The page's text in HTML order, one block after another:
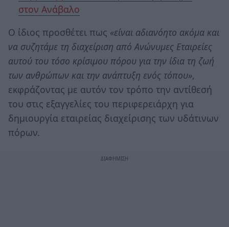
στον Ανάβαλο
Ο ίδιος προσθέτει πως «είναι αδιανόητο ακόμα και
να συζητάμε τη διαχείριση από Ανώνυμες Εταιρείες
αυτού του τόσο κρίσιμου πόρου για την ίδια τη ζωή
των ανθρώπων και την ανάπτυξη ενός τόπου»,
εκφράζοντας με αυτόν τον τρόπο την αντίθεσή
του στις εξαγγελίες του περιφερειάρχη για
δημιουργία εταιρείας διαχείρισης των υδάτινων
πόρων.